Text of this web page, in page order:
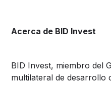
Acerca de BID Invest
BID Invest, miembro del
multilateral de